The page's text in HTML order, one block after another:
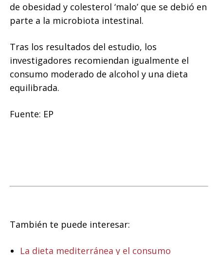
de obesidad y colesterol ‘malo’ que se debió en
parte a la microbiota intestinal.
Tras los resultados del estudio, los
investigadores recomiendan igualmente el
consumo moderado de alcohol y una dieta
equilibrada.
Fuente: EP
También te puede interesar:
La dieta mediterránea y el consumo